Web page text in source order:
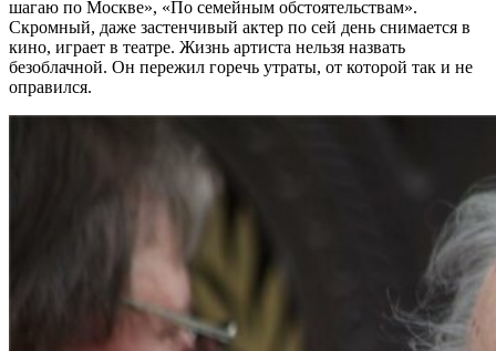
шагаю по Москве», «По семейным обстоятельствам».
Скромный, даже застенчивый актер по сей день снимается в
кино, играет в театре. Жизнь артиста нельзя назвать
безоблачной. Он пережил горечь утраты, от которой так и не
оправился.